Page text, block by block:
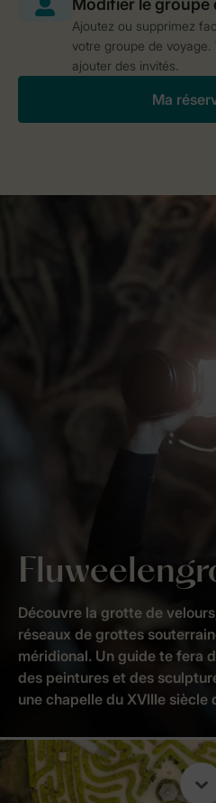
Ajoutez ou supprimez
votre groupe de
ajouter des invités.
Ma
Découvre la grotte de
réseaux de grottes
méridional. Un guide te fera
des peintures et des
une chapelle du XVIIIe